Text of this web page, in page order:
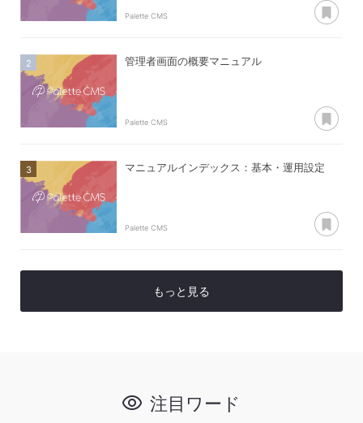
Palette CMS
管理者画面の概要マニュアル
Palette CMS
マニュアルインデックス：基本・運用設定
Palette CMS
もっと見る
注目ワード